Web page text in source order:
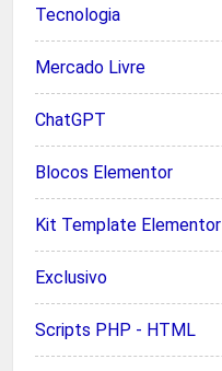
Tecnologia
Mercado Livre
ChatGPT
Blocos Elementor
Kit Template Elementor
Exclusivo
Scripts PHP - HTML